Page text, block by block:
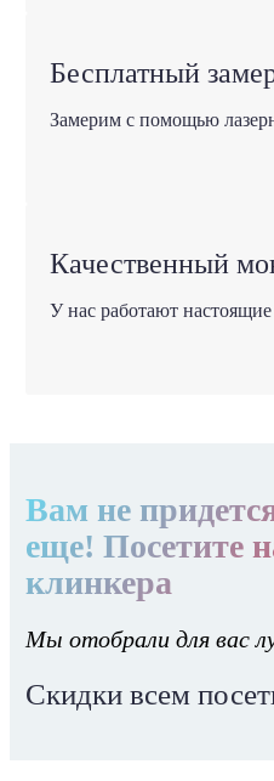
Бесплатный
Замерим с помощью
Качественный
У нас работают
Вам не
еще! Посетите
клинкера
Мы отобрали для вас
Скидки всем